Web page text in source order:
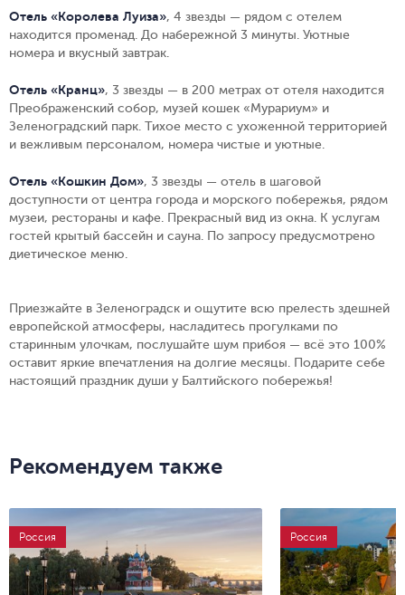
Отель «Королева Луиза», 4 звезды — рядом с отелем
находится променад. До набережной 3 минуты. Уютные
номера и вкусный завтрак.
Отель «Кранц», 3 звезды — в 200 метрах от отеля находится
Преображенский собор, музей кошек «Мурариум» и
Зеленоградский парк. Тихое место с ухоженной территорией
и вежливым персоналом, номера чистые и уютные.
Отель «Кошкин Дом», 3 звезды — отель в шаговой
доступности от центра города и морского побережья, рядом
музеи, рестораны и кафе. Прекрасный вид из окна. К услугам
гостей крытый бассейн и сауна. По запросу предусмотрено
диетическое меню.
Приезжайте в Зеленоградск и ощутите всю прелесть здешней
европейской атмосферы, насладитесь прогулками по
старинным улочкам, послушайте шум прибоя — всё это 100%
оставит яркие впечатления на долгие месяцы. Подарите себе
настоящий праздник души у Балтийского побережья!
Рекомендуем также
Россия Россия